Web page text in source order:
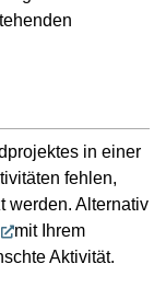
in einer
fehlen,
werden. Alternativ
mit Ihrem
Aktivität.